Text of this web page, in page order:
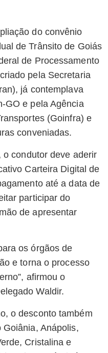
do convênio
de Trânsito de Goiás
de Processamento
pela Secretaria
já contemplava
GO e pela Agência
(Goinfra) e
conveniadas.
condutor deve aderir
Carteira Digital de
até a data de
participar do
de apresentar
os órgãos de
e torna o processo
afirmou o
Waldir.
o desconto também
Anápolis,
Cristalina e